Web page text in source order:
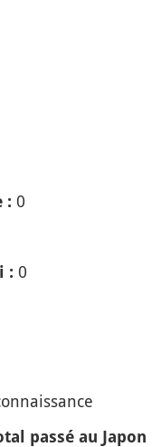
: 0
: 0
passé au Japon